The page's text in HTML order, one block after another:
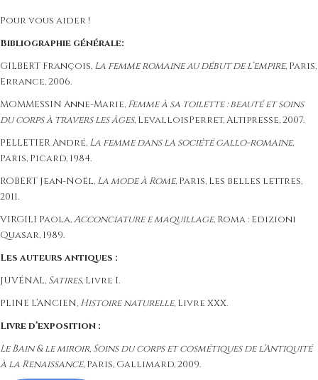
Pour vous aider !
Bibliographie générale:
GILBERT François, La femme romaine au début de l’empire, Paris,
Errance, 2006.
MOMMESSIN Anne-Marie, Femme à sa toilette : beauté et soins
du corps à travers les âges, LevalloisPerret, Altipresse, 2007.
PELLETIER André, La femme dans la société gallo-romaine,
Paris, Picard, 1984.
ROBERT Jean-Noël, La mode à Rome, Paris, Les belles lettres,
2011.
VIRGILI Paola,Acconciature e maquillage, Roma : Edizioni
Quasar, 1989.
Les auteurs antiques :
JUVÉNAL, Satires, Livre I.
PLINE L’ANCIEN, Histoire naturelle, Livre XXX.
Livre d’exposition :
Le Bain & le miroir, Soins du corps et cosmétiques de l’Antiquité
à la Renaissance, Paris, Gallimard, 2009.